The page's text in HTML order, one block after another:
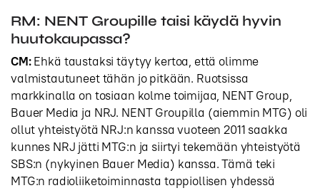
RM: NENT Groupille taisi käydä hyvin
huutokaupassa?
CM:Ehkä taustaksi täytyy kertoa, että olimme
valmistautuneet tähän jo pitkään. Ruotsissa
markkinalla on tosiaan kolme toimijaa, NENT Group,
Bauer Media ja NRJ. NENT Groupilla (aiemmin MTG) oli
ollut yhteistyötä NRJ:n kanssa vuoteen 2011 saakka
kunnes NRJ jätti MTG:n ja siirtyi tekemään yhteistyötä
SBS:n (nykyinen Bauer Media) kanssa. Tämä teki
MTG:n radioliiketoiminnasta tappiollisen yhdessä